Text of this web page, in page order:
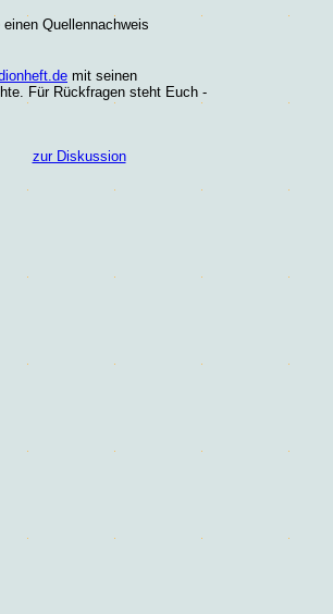
Quellennachweis
mit seinen
Für Rückfragen steht Euch -
zur Diskussion